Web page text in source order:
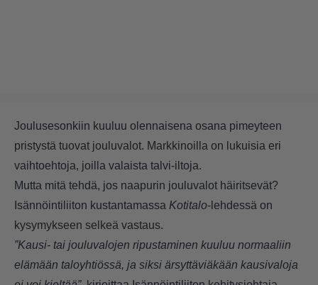
Joulusesonkiin kuuluu olennaisena osana pimeyteen
pristystä tuovat jouluvalot. Markkinoilla on lukuisia eri
vaihtoehtoja, joilla valaista talvi-iltoja.
Mutta mitä tehdä, jos naapurin jouluvalot häiritsevät?
Isännöintiliiton kustantamassa Kotitalo-lehdessä on
kysymykseen selkeä vastaus.
”Kausi- tai jouluvalojen ripustaminen kuuluu normaaliin
elämään taloyhtiössä, ja siksi ärsyttäviäkään kausivaloja